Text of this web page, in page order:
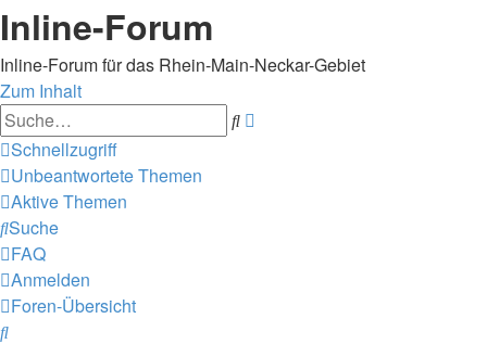
Inline-Forum
Inline-Forum für das Rhein-Main-Neckar-Gebiet
Zum Inhalt
Suche
Schnellzugriff
Unbeantwortete Themen
Aktive Themen
Suche
FAQ
Anmelden
Foren-Übersicht
Suche